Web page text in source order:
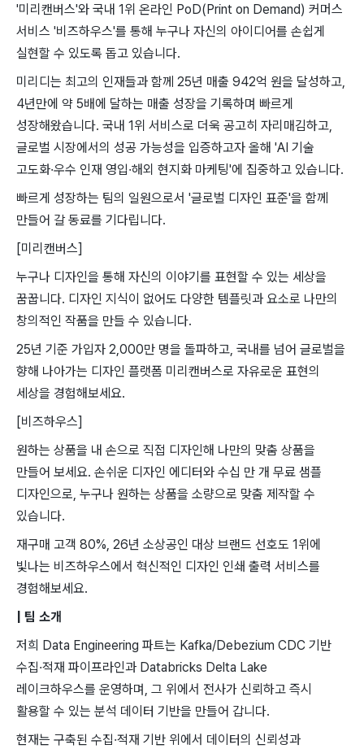
'미리캔버스'와 국내 1위 온라인 PoD(Print on Demand) 커머스
서비스 '비즈하우스'를 통해 누구나 자신의 아이디어를 손쉽게
실현할 수 있도록 돕고 있습니다.
미리디는 최고의 인재들과 함께 25년 매출 942억 원을 달성하고,
4년만에 약 5배에 달하는 매출 성장을 기록하며 빠르게
성장해왔습니다. 국내 1위 서비스로 더욱 공고히 자리매김하고,
글로벌 시장에서의 성공 가능성을 입증하고자 올해 'AI 기술
고도화·우수 인재 영입·해외 현지화 마케팅'에 집중하고 있습니다.
빠르게 성장하는 팀의 일원으로서 '글로벌 디자인 표준'을 함께
만들어 갈 동료를 기다립니다.
[미리캔버스]
누구나 디자인을 통해 자신의 이야기를 표현할 수 있는 세상을
꿈꿉니다. 디자인 지식이 없어도 다양한 템플릿과 요소로 나만의
창의적인 작품을 만들 수 있습니다.
25년 기준 가입자 2,000만 명을 돌파하고, 국내를 넘어 글로벌을
향해 나아가는 디자인 플랫폼 미리캔버스로 자유로운 표현의
세상을 경험해보세요.
[비즈하우스]
원하는 상품을 내 손으로 직접 디자인해 나만의 맞춤 상품을
만들어 보세요. 손쉬운 디자인 에디터와 수십 만 개 무료 샘플
디자인으로, 누구나 원하는 상품을 소량으로 맞춤 제작할 수
있습니다.
재구매 고객 80%, 26년 소상공인 대상 브랜드 선호도 1위에
빛나는 비즈하우스에서 혁신적인 디자인 인쇄 출력 서비스를
경험해보세요.
| 팀 ​소개
저희 ​Data Engineering ​파트는 Kafka/Debezium CDC 기반 ​
수집·적재 ​파이프라인과 Databricks ​Delta Lake
레이크하우스를 ​운영하며, 그 ​위에서 ​전사가 신뢰하고 ​즉시 ​
활용할 ​수 있는 분석 ​데이터 ​기반을 만들어 갑니다. ​
현재는 ​구축된 ​수집·적재 기반 위에서 ​데이터의 신뢰성과 ​